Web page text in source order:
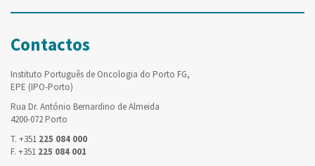
Contactos
Instituto Português de Oncologia do Porto FG,
EPE (IPO-Porto)
Rua Dr. António Bernardino de Almeida
4200-072 Porto
T. +351 225 084 000
F. +351 225 084 001